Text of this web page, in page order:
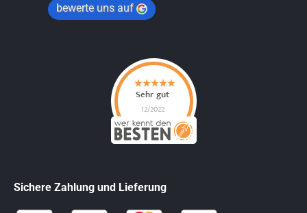
bewerte uns auf
Sichere Zahlung und Lieferung